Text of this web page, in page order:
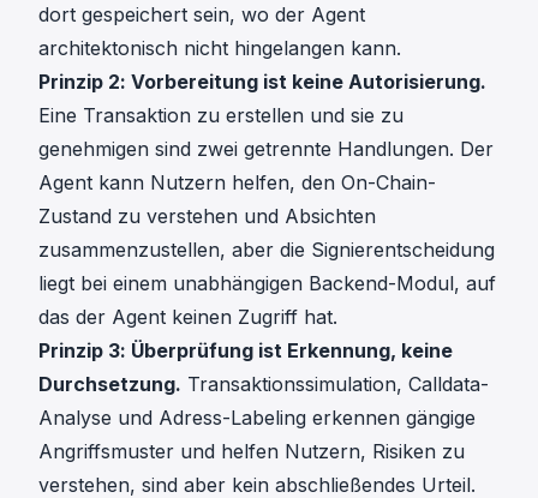
dort gespeichert sein, wo der Agent
architektonisch nicht hingelangen kann.
Prinzip 2: Vorbereitung ist keine Autorisierung.
Eine Transaktion zu erstellen und sie zu
genehmigen sind zwei getrennte Handlungen. Der
Agent kann Nutzern helfen, den On-Chain-
Zustand zu verstehen und Absichten
zusammenzustellen, aber die Signierentscheidung
liegt bei einem unabhängigen Backend-Modul, auf
das der Agent keinen Zugriff hat.
Prinzip 3: Überprüfung ist Erkennung, keine
Durchsetzung. Transaktionssimulation, Calldata-
Analyse und Adress-Labeling erkennen gängige
Angriffsmuster und helfen Nutzern, Risiken zu
verstehen, sind aber kein abschließendes Urteil.